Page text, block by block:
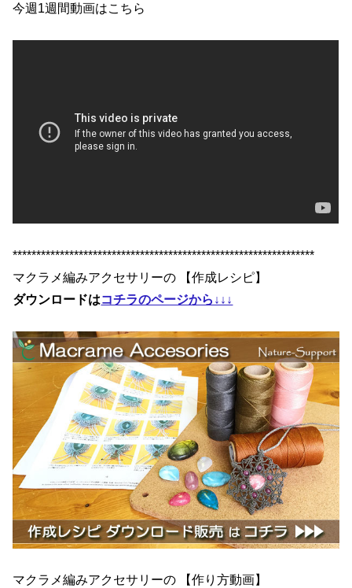
今週1週間動画はこちら
****************************************************************
マクラメ編みアクセサリーの 【作成レシピ】
ダウンロードはコチラのページから↓↓↓
マクラメ編みアクセサリーの 【作り方動画】